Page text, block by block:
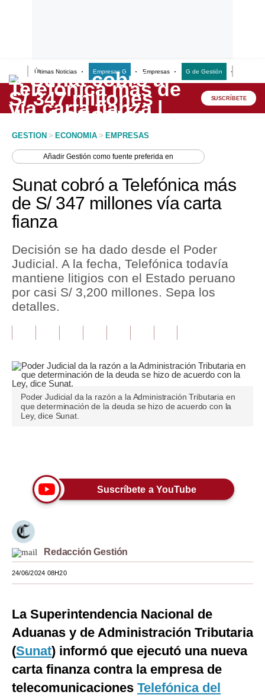
Últimas Noticias Empresas G Empresas G de Gestión
Lo último
Peru Quiosco
Economía
Mercados
Política
Finanzas Personales
Opinión
Editorial
Tendencias
Lujo
Viajes
Moda
Estilos
EEUU
España
Internacional
SUSCRÍBETE
GESTION > ECONOMIA > EMPRESAS
AñadirGestión como fuente preferida en
Sunat cobró a Telefónica más
de S/ 347 millones vía carta
fianza
Decisión se ha dado desde el Poder
Judicial. A la fecha, Telefónica todavía
mantiene litigios con el Estado peruano
por casi S/ 3,200 millones. Sepa los
detalles.
Poder Judicial da la razón a la Administración Tributaria en
que determinación de la deuda se hizo de acuerdo con la
Ley, dice Sunat.
Suscríbete a YouTube
Redacción Gestión
24/06/2024 08H20
La Superintendencia Nacional de
Aduanas y de Administración Tributaria
(Sunat) informó que ejecutó una nueva
carta finanza contra la empresa de
telecomunicaciones Telefónica del